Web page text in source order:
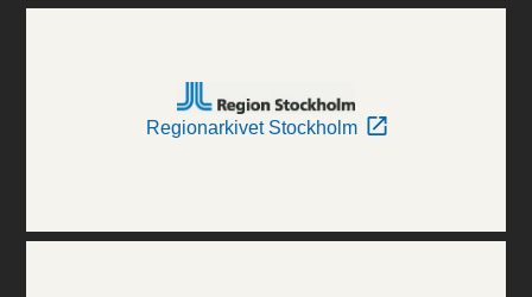
Regionarkivet Stockholm